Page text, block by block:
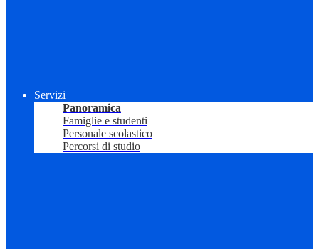
Servizi
Panoramica
Famiglie e studenti
Personale scolastico
Percorsi di studio